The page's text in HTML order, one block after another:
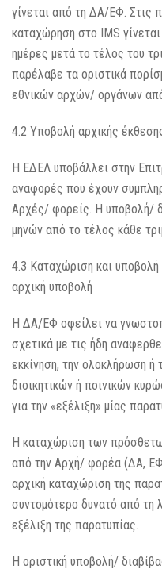
γίνεται από τη ΔΑ/ΕΦ. Στις
καταχώρηση στο IMS
ημέρες μετά το τέλος του
παρέλαβε τα οριστικά
εθνικών αρχών/ οργάνων από
4.2 Υποβολή αρχικής
Η ΕΔΕΛ υποβάλλει στην
αναφορές που έχουν
Αρχές/ φορείς. Η υποβολή/
μηνών από το τέλος κάθε
4.3 Καταχώριση και
αρχική υποβολή
Η ΔΑ/ΕΦ οφείλει να
σχετικά με τις ήδη
εκκίνηση, την ολοκλήρωση ή
διοικητικών ή ποινικών
για την «εξέλιξη» μίας
Η καταχώριση των
από την Αρχή/ φορέα (ΔΑ,
αρχική καταχώριση της
συντομότερο δυνατό από τη
εξέλιξη της παρατυπίας.
Η οριστική υποβολή/